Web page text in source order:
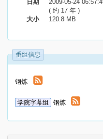
日期
2009-05-24
( 约 17 年 )
大小
120.8 MB
番组信息
钢炼
学院字幕组 钢炼